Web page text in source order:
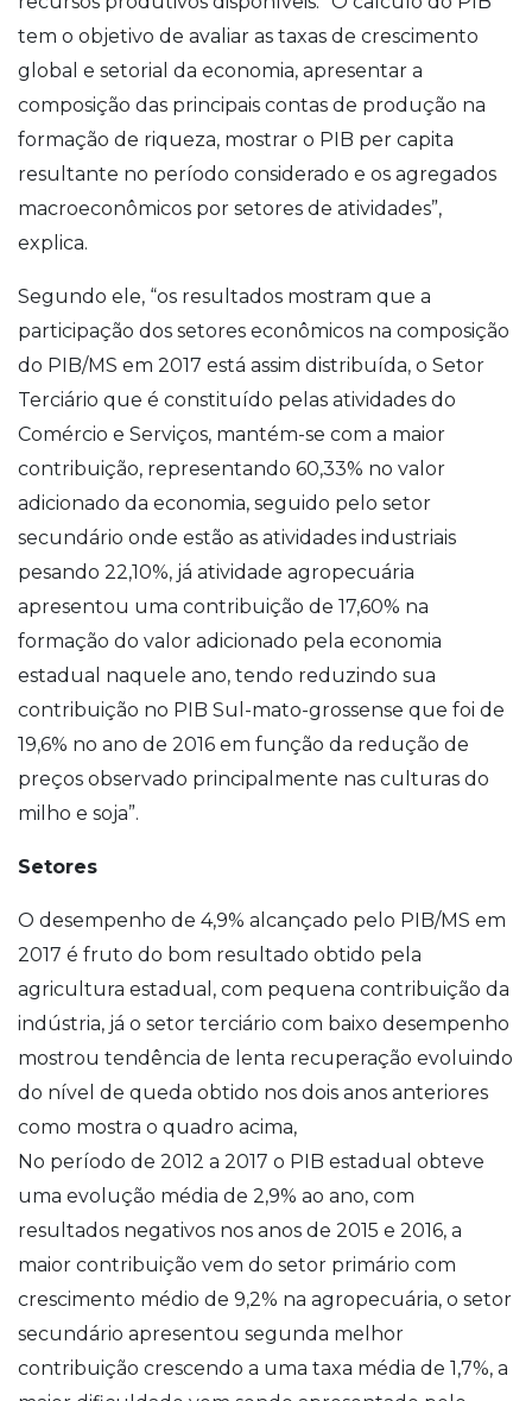
tem o objetivo de avaliar as taxas de crescimento
global e setorial da economia, apresentar a
composição das principais contas de produção na
formação de riqueza, mostrar o PIB per capita
resultante no período considerado e os agregados
macroeconômicos por setores de atividades”,
explica.
Segundo ele, “os resultados mostram que a
participação dos setores econômicos na composição
do PIB/MS em 2017 está assim distribuída, o Setor
Terciário que é constituído pelas atividades do
Comércio e Serviços, mantém-se com a maior
contribuição, representando 60,33% no valor
adicionado da economia, seguido pelo setor
secundário onde estão as atividades industriais
pesando 22,10%, já atividade agropecuária
apresentou uma contribuição de 17,60% na
formação do valor adicionado pela economia
estadual naquele ano, tendo reduzindo sua
contribuição no PIB Sul-mato-grossense que foi de
19,6% no ano de 2016 em função da redução de
preços observado principalmente nas culturas do
milho e soja”.
Setores
O desempenho de 4,9% alcançado pelo PIB/MS em
2017 é fruto do bom resultado obtido pela
agricultura estadual, com pequena contribuição da
indústria, já o setor terciário com baixo desempenho
mostrou tendência de lenta recuperação evoluindo
do nível de queda obtido nos dois anos anteriores
como mostra o quadro acima,
No período de 2012 a 2017 o PIB estadual obteve
uma evolução média de 2,9% ao ano, com
resultados negativos nos anos de 2015 e 2016, a
maior contribuição vem do setor primário com
crescimento médio de 9,2% na agropecuária, o setor
secundário apresentou segunda melhor
contribuição crescendo a uma taxa média de 1,7%, a